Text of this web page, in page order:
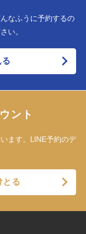
なふうに予約するの
い。
ント
ます。LINE予約のデ
とる